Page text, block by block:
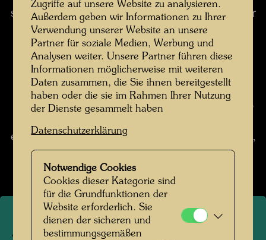
statisch stabil genug ist. Verunregelmäßigung der
uniformen Fensterreihen. Belebung der sterilen
Skyline durch Aufsetzen von Unebenheiten mit
Türmen, Kugeln und Bäumen. Begrünung der
weißglatten Hausflächen mit Kletterpflanzen.
Brechen der harten, rechtwinkeligen Kanten,
teilweise Färbung der Sitze in anderer Farbe, so
entstehen.(aus: Das Hundertwasser Haus, Wien,
1985, S. 138)
ARCH 31
Zugriffe auf unsere Website zu analysieren.
Außerdem geben wir Informationen zu Ihrer
Verwendung unserer Website an unsere
Partner für soziale Medien, Werbung und
Analysen weiter. Unsere Partner führen diese
Informationen möglicherweise mit weiteren
Daten zusammen, die Sie ihnen bereitgestellt
haben oder die sie im Rahmen Ihrer Nutzung
der Dienste gesammelt haben
Datenschutzerklärung
Notwendige Cookies
Cookies dieser Kategorie sind
für die Grundfunktionen der
Website erforderlich. Sie
dienen der sicheren und
bestimmungsgemäßen